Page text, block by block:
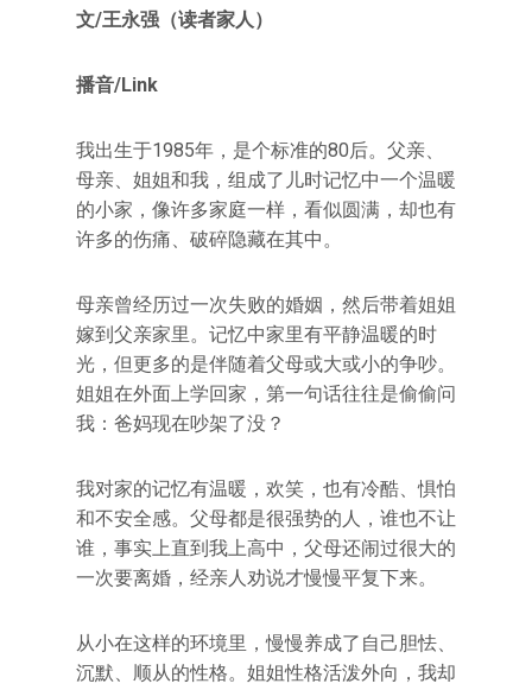
文/王永强（读者家人）
播音/Link
我出生于1985年，是个标准的80后。父亲、
母亲、姐姐和我，组成了儿时记忆中一个温暖
的小家，像许多家庭一样，看似圆满，却也有
许多的伤痛、破碎隐藏在其中。
母亲曾经历过一次失败的婚姻，然后带着姐姐
嫁到父亲家里。记忆中家里有平静温暖的时
光，但更多的是伴随着父母或大或小的争吵。
姐姐在外面上学回家，第一句话往往是偷偷问
我：爸妈现在吵架了没？
我对家的记忆有温暖，欢笑，也有冷酷、惧怕
和不安全感。父母都是很强势的人，谁也不让
谁，事实上直到我上高中，父母还闹过很大的
一次要离婚，经亲人劝说才慢慢平复下来。
从小在这样的环境里，慢慢养成了自己胆怯、
沉默、顺从的性格。姐姐性格活泼外向，我却